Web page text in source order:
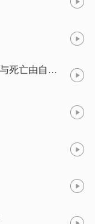
禅悟故事｜自主轮回，任意生死：生命与死亡由自己掌控